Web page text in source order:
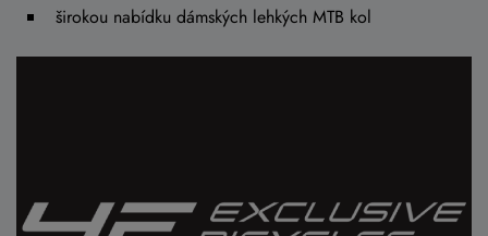
širokou nabídku dámských lehkých MTB kol